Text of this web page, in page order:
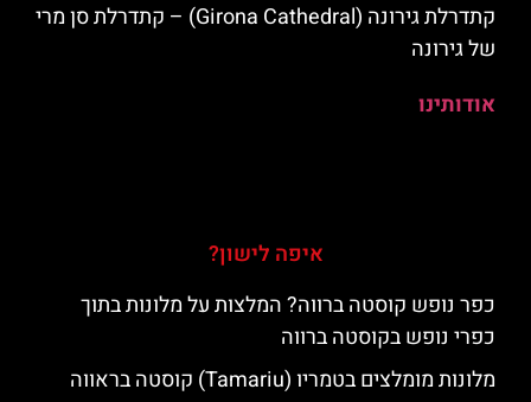
קתדרלת גירונה (Girona Cathedral) – קתדרלת סן מרי
של גירונה
אודותינו
איפה לישון?
כפר נופש קוסטה ברווה? המלצות על מלונות בתוך
כפרי נופש בקוסטה ברווה
מלונות מומלצים בטמריו (Tamariu) קוסטה בראווה